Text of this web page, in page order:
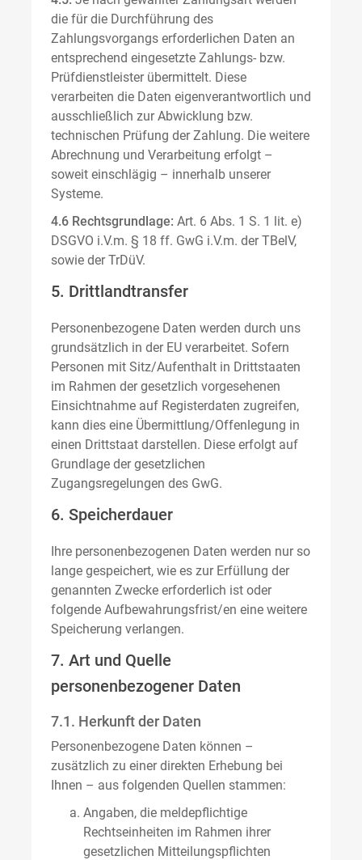
die für die Durchführung des
Zahlungsvorgangs erforderlichen Daten an
entsprechend eingesetzte Zahlungs- bzw.
Prüfdienstleister übermittelt. Diese
verarbeiten die Daten eigenverantwortlich und
ausschließlich zur Abwicklung bzw.
technischen Prüfung der Zahlung. Die weitere
Abrechnung und Verarbeitung erfolgt –
soweit einschlägig – innerhalb unserer
Systeme.
4.6 Rechtsgrundlage: Art. 6 Abs. 1 S. 1 lit. e)
DSGVO i.V.m. § 18 ff. GwG i.V.m. der TBelV,
sowie der TrDüV.
5. Drittlandtransfer
Personenbezogene Daten werden durch uns
grundsätzlich in der EU verarbeitet. Sofern
Personen mit Sitz/Aufenthalt in Drittstaaten
im Rahmen der gesetzlich vorgesehenen
Einsichtnahme auf Registerdaten zugreifen,
kann dies eine Übermittlung/Offenlegung in
einen Drittstaat darstellen. Diese erfolgt auf
Grundlage der gesetzlichen
Zugangsregelungen des GwG.
6. Speicherdauer
Ihre personenbezogenen Daten werden nur so
lange gespeichert, wie es zur Erfüllung der
genannten Zwecke erforderlich ist oder
folgende Aufbewahrungsfrist/en eine weitere
Speicherung verlangen.
7. Art und Quelle
personenbezogener Daten
7.1. Herkunft der Daten
Personenbezogene Daten können –
zusätzlich zu einer direkten Erhebung bei
Ihnen – aus folgenden Quellen stammen:
Angaben, die meldepflichtige
Rechtseinheiten im Rahmen ihrer
gesetzlichen Mitteilungspflichten